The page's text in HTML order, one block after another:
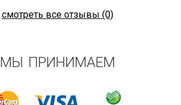
смотреть все отзывы (0)
МЫ ПРИНИМАЕМ